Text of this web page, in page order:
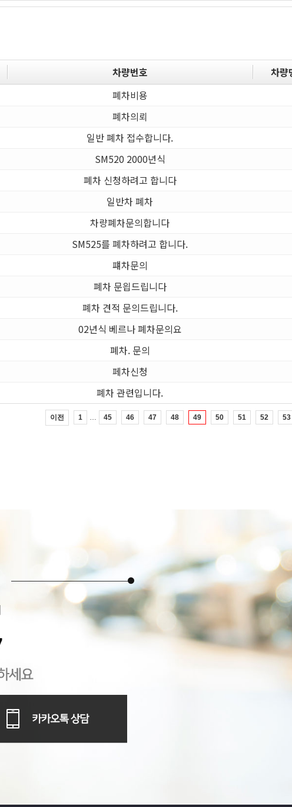
차량번호 차량
폐차비용
폐차의뢰
일반 폐차 접수합니다.
SM520 2000년식
폐차 신청하려고 합니다
일반차 폐차
차량폐차문의합니다
SM525를 폐차하려고 합니다.
퍠차문의
폐차 문읩드립니다
폐차 견적 문의드립니다.
02년식 베르나 폐차문의요
폐차. 문의
페차신청
폐차 관련입니다.
이전 1 45 46 47 48 49 50 51 52 53